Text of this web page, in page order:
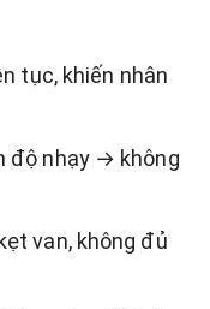
tục, khiến nhân
độ nhạy → không
van, không đủ